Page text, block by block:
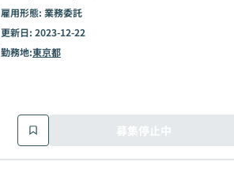
雇用形態: 業務委託
更新日: 2023-12-22
勤務地:東京都
募集停止中